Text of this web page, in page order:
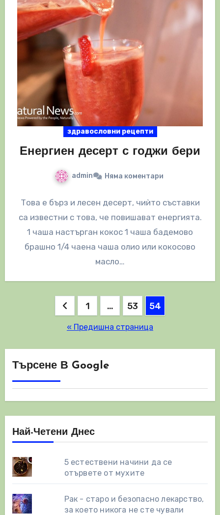
здравословни рецепти
Енергиен десерт с годжи бери
admin Няма коментари
Това е бърз и лесен десерт, чиѝто съставки
са известни с това, че повишават енергията.
1 чаша настърган кокос 1 чаша бадемово
брашно 1/4 чаена чаша олио или кокосово
масло…
Разделяне
публикациите
на
страници
1 … 53 54
« Предишна страница
Търсене В Google
Най-Четени Днес
5 естествени начини да се
отървете от мухите
Рак - старо и безопасно лекарство,
за което никога не сте чували